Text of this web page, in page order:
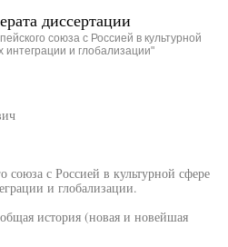
диссертации
союза с Россией в культурной
и глобализации"
союза с Россией в культурной сфере
и глобализации.
история (новая и новейшая